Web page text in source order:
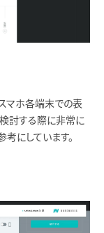
スマホ各端末での表
討する際に非常に
にしています。